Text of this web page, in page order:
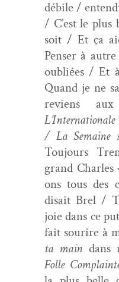
débile /
/ C’est le plus
soit / Et ça
Penser à
oubliées / Et
Quand je ne
reviens
/ La Semaine
Tou­jours
grand
ons tous des
dis­ait Brel /
joie dans ce
fait sourire à
ta main
Folle